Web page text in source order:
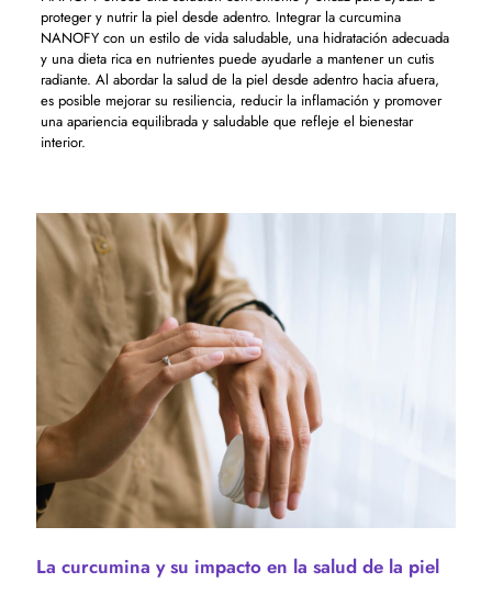
proteger y nutrir la piel desde adentro. Integrar la curcumina
NANOFY con un estilo de vida saludable, una hidratación adecuada
y una dieta rica en nutrientes puede ayudarle a mantener un cutis
radiante. Al abordar la salud de la piel desde adentro hacia afuera,
es posible mejorar su resiliencia, reducir la inflamación y promover
una apariencia equilibrada y saludable que refleje el bienestar
interior.
La curcumina y su impacto en la salud de la piel